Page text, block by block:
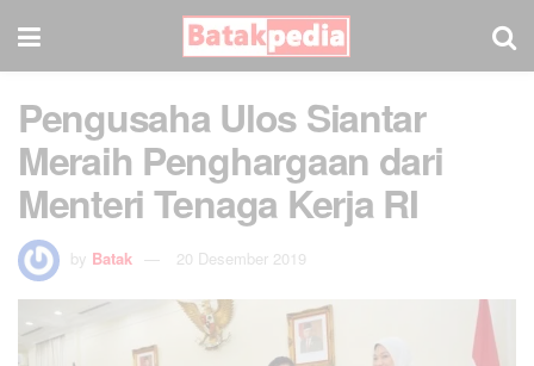
Pengusaha Ulos Siantar
Meraih Penghargaan dari
Menteri Tenaga Kerja RI
by Batak 20 Desember 2019